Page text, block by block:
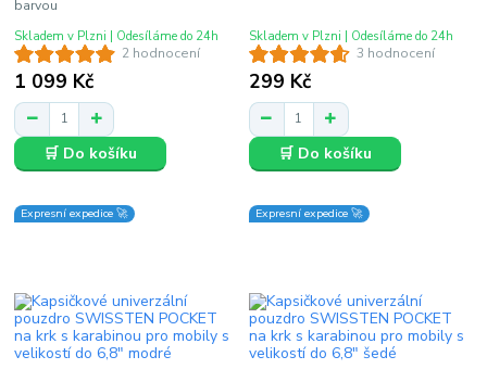
2 hodnocení
barvou
1 099 Kč
Skladem v Plzni | Odesíláme do 24h
🛒 Do košíku
3 hodnocení
299 Kč
Skladem v Plzni | Odesíláme do 24h
🛒 Do košíku
Expresní expedice 🚀 Expresní expedice 🚀